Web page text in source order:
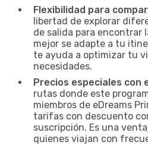
Flexibilidad para
libertad de explorar
de salida para encontrar
mejor se adapte a tu
te ayuda a optimizar tu
necesidades.
Precios especiales con
rutas donde este
miembros de eDreams
tarifas con descuento
suscripción. Es una
quienes viajan con